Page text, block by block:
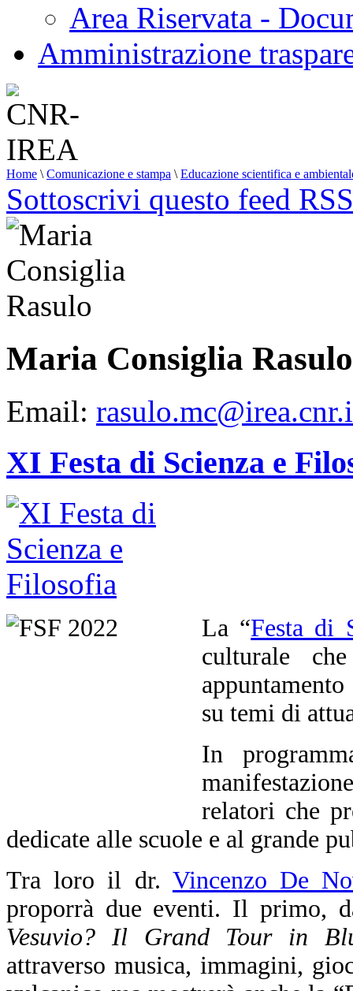
Area Riservata -
Amministrazione
Home \ Comunicazione e stampa \ Educazione scientifica e
Sottoscrivi questo feed RSS
Maria Consiglia Rasulo
Email:
XI Festa di Scienza e
La “Festa di
culturale
su temi di
In
relatori che
dedicate alle scuole e al grande
Tra loro il dr. Vincenzo De
proporrà due eventi. Il primo,
Vesuvio? Il Grand Tour in
attraverso musica, immagini,